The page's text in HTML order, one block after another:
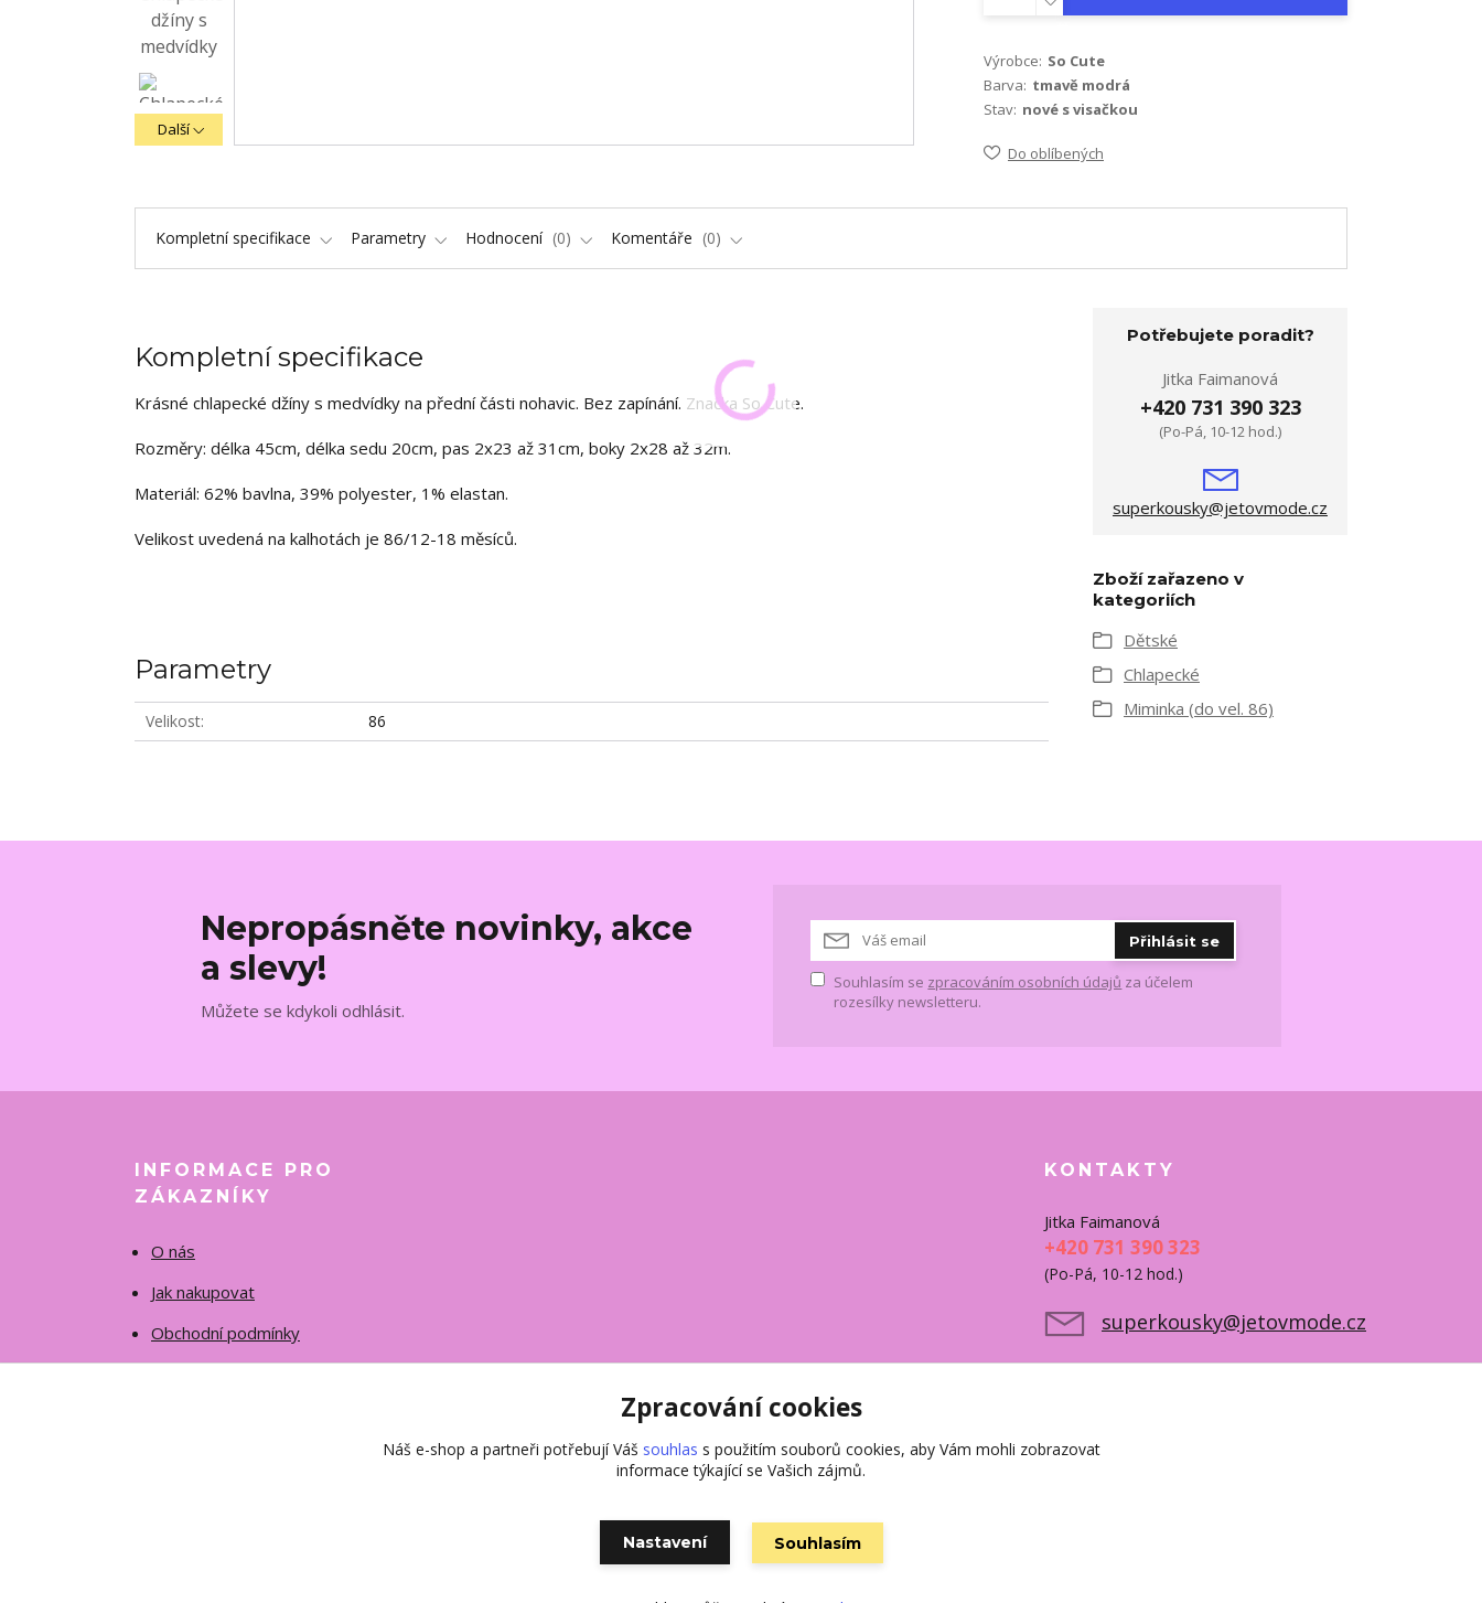
Další
Výrobce: So Cute
Barva: tmavě modrá
Stav: nové s visačkou
Do oblíbených
Kompletní specifikace Parametry Hodnocení 0 Komentáře 0
Kompletní specifikace
Krásné chlapecké džíny s medvídky na přední části nohavic. Bez zapínání. Značka So Cute.
Rozměry: délka 45cm, délka sedu 20cm, pas 2x23 až 31cm, boky 2x28 až 32m.
Materiál: 62% bavlna, 39% polyester, 1% elastan.
Velikost uvedená na kalhotách je 86/12-18 měsíců.
Parametry
Velikost 86
Potřebujete poradit?
Jitka Faimanová
+420 731 390 323
(Po-Pá, 10-12 hod.)
superkousky@jetovmode.cz
Zboží zařazeno v
kategoriích
Dětské
Chlapecké
Miminka (do vel. 86)
Nepropásněte novinky, akce
a slevy!
Můžete se kdykoli odhlásit.
Přihlásit se
Souhlasím se zpracováním osobních údajů za účelem
rozesílky newsletteru.
INFORMACE PRO
ZÁKAZNÍKY
O nás
Jak nakupovat
Obchodní podmínky
KONTAKTY
Jitka Faimanová
+420 731 390 323
(Po-Pá, 10-12 hod.)
superkousky@jetovmode.cz
Vytvořeno na
Zpracování cookies
Náš e-shop a partneři potřebují Váš souhlas s použitím souborů cookies, aby Vám mohli zobrazovat
informace týkající se Vašich zájmů.
Nastavení Souhlasím